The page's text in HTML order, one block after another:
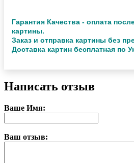
Гарантия Качества - оплата
картины.
Заказ и отправка картины без
Доставка картин бесплатная по
Написать отзыв
Ваше Имя:
Ваш отзыв: